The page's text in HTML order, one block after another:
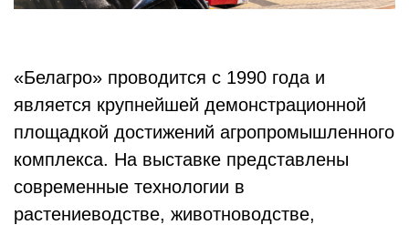
«Белагро» проводится с 1990 года и
является крупнейшей демонстрационной
площадкой достижений агропромышленного
комплекса. На выставке представлены
современные технологии в
растениеводстве, животноводстве,